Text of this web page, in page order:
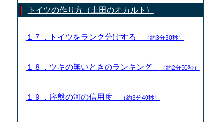
トイツの作り方（土田のオカルト）
１７．トイツをランク分けする （約3分30秒）
１８．ツキの無いときのランキング （約2分50秒）
１９．序盤の河の信用度 （約3分40秒）